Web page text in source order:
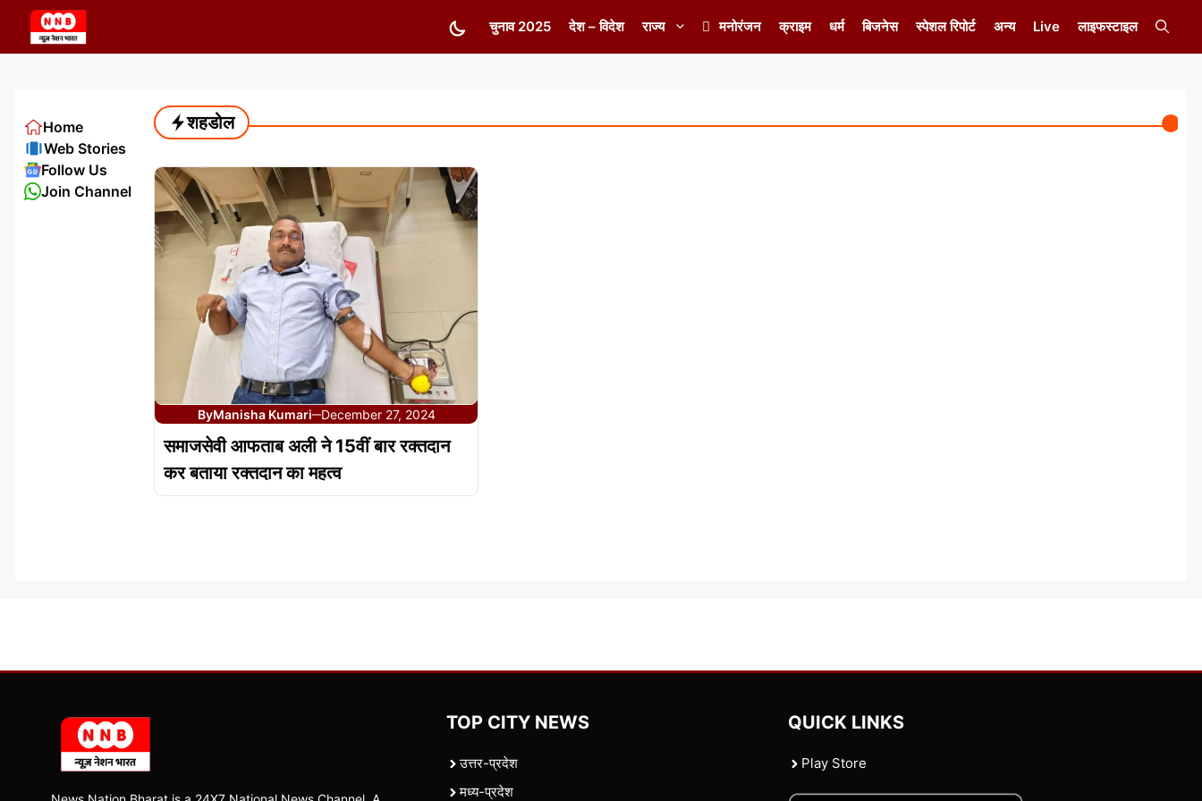
content
चुनाव 2025 देश – विदेश राज्य मनोरंजन क्राइम धर्म बिजनेस स्पेशल रिपोर्ट अन्य Live लाइफस्टाइल
शहडोल
ByManisha Kumari—December 27, 2024
समाजसेवी आफताब अली ने 15वीं बार रक्तदान
कर बताया रक्तदान का महत्व
Home
Web Stories
Follow Us
Join Channel
TOP CITY NEWS
उत्तर-प्रदेश
मध्य-प्रदेश
QUICK LINKS
Play Store